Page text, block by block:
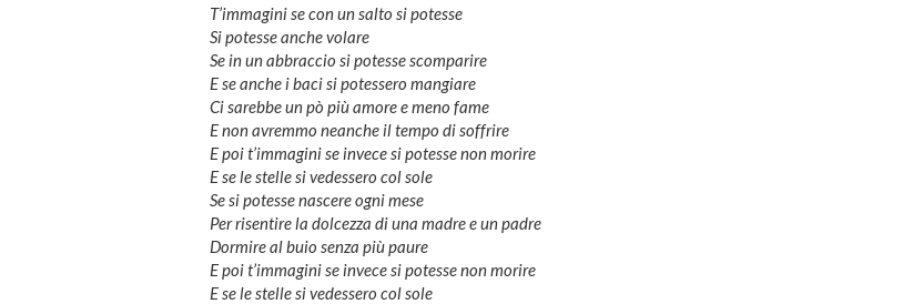
T’immagini se con un salto si potesse
Si potesse anche volare
Se in un abbraccio si potesse scomparire
E se anche i baci si potessero mangiare
Ci sarebbe un pò più amore e meno fame
E non avremmo neanche il tempo di soffrire
E poi t’immagini se invece si potesse non morire
E se le stelle si vedessero col sole
Se si potesse nascere ogni mese
Per risentire la dolcezza di una madre e un padre
Dormire al buio senza più paure
E poi t’immagini se invece si potesse non morire
E se le stelle si vedessero col sole